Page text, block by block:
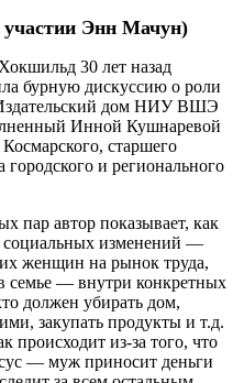
Энн Мачун)
30 лет назад
бурную дискуссию о роли
дом НИУ ВШЭ
Инной Кушнаревой
старшего
городского и регионального
пар автор показывает, как
социальных изменений —
женщин на рынок труда,
семье — внутри конкретных
должен убирать дом,
закупать продукты и т.д.
происходит из-за того, что
— муж приносит деньги